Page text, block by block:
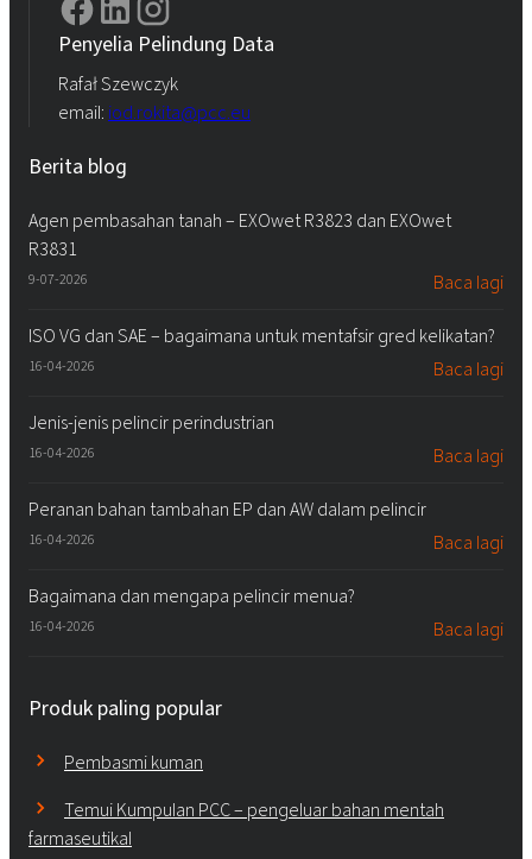
Penyelia Pelindung Data
Rafał Szewczyk
email: iod.rokita@pcc.eu
Berita blog
Agen pembasahan tanah – EXOwet R3823 dan EXOwet
R3831
9-07-2026 Baca lagi
ISO VG dan SAE – bagaimana untuk mentafsir gred kelikatan?
16-04-2026 Baca lagi
Jenis-jenis pelincir perindustrian
16-04-2026 Baca lagi
Peranan bahan tambahan EP dan AW dalam pelincir
16-04-2026 Baca lagi
Bagaimana dan mengapa pelincir menua?
16-04-2026 Baca lagi
Produk paling popular
Pembasmi kuman
Temui Kumpulan PCC – pengeluar bahan mentah
farmaseutikal